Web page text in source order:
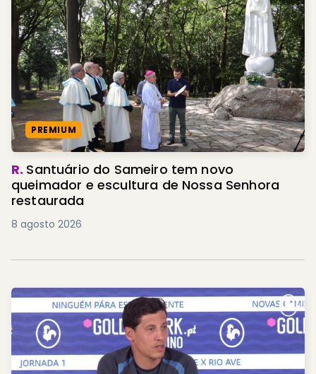
PREMIUM
R. Santuário do Sameiro tem novo
queimador e escultura de Nossa Senhora
restaurada
8 agosto 2026